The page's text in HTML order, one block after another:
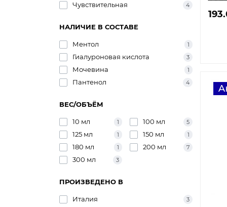
Чувствительная 4
НАЛИЧИЕ В СОСТАВЕ
Ментол 1
Гиалуроновая кислота 3
Мочевина 1
Пантенол 4
ВЕС/ОБЪЁМ
10 мл 1 100 мл 5
125 мл 1 150 мл 1
180 мл 1 200 мл 7
300 мл 3
ПРОИЗВЕДЕНО В
Италия 3